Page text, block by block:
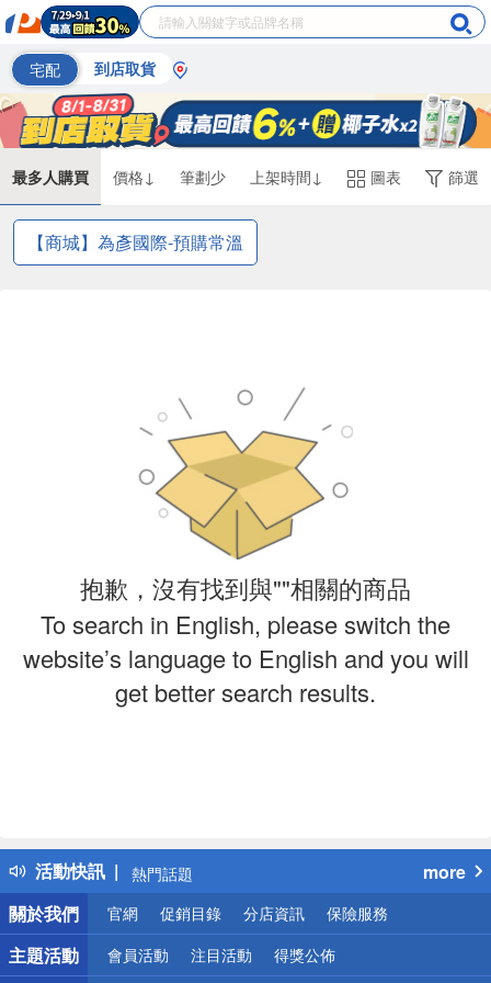
宅配 到店取貨
最多人購買 價格↓ 筆劃少 上架時間↓ 圖表 篩選
【商城】為彥國際-預購常溫
抱歉，沒有找到與""相關的商品
To search in English, please switch the
website’s language to English and you will
get better search results.
活動快訊
得獎公告
熱門話題
銀行優惠
偏遠地區配送
詐騙網頁！請小心！
more
關於我們
官網 促銷目錄 分店資訊 保險服務
主題活動 會員活動 注目活動 得獎公佈